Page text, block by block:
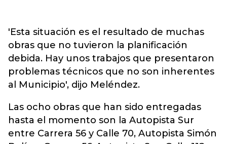
'Esta situación es el resultado de muchas
obras que no tuvieron la planificación
debida. Hay unos trabajos que presentaron
problemas técnicos que no son inherentes
al Municipio', dijo Meléndez.
Las ocho obras que han sido entregadas
hasta el momento son la Autopista Sur
entre Carrera 56 y Calle 70, Autopista Simón